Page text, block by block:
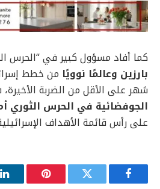
كما أفاد مسؤول كبير في “الحرس
بارزين وعالمًا نوويًا من خطط
شهر على الأقل من الضربة الأخيرة،
الجوفضائية في الحرس الثوري
على رأس قائمة الأهداف
فيسبوك تويتر بينتيريست